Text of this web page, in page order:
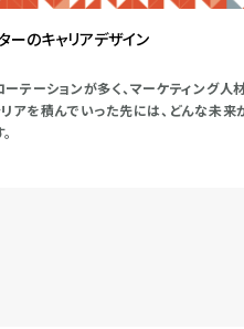
ーのキャリアデザイン
ーテーションが多く、マーケティング
リアを積んでいった先には、どんな未